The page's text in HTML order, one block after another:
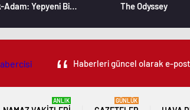
Örümcek-Adam: Yepyeni Bir Gün The Odyssey
Haberleri güncel olarak e-
ANLIK GÜNLÜK